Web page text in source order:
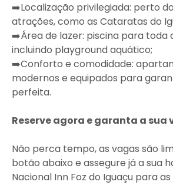
➡️Localização privilegiada: perto
atrações, como as Cataratas do
➡️Área de lazer: piscina para toda
incluindo playground aquático;
➡️Conforto e comodidade:
modernos e equipados para
perfeita.
Reserve agora e garanta a sua
Não perca tempo, as vagas são
botão abaixo e assegure já a sua
Nacional Inn Foz do Iguaçu para